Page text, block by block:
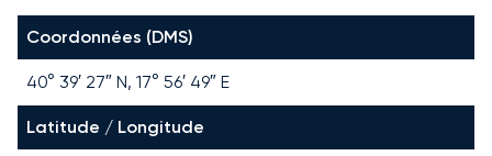
Coordonnées (DMS)
40° 39′ 27″ N, 17° 56′ 49″ E
Latitude / Longitude